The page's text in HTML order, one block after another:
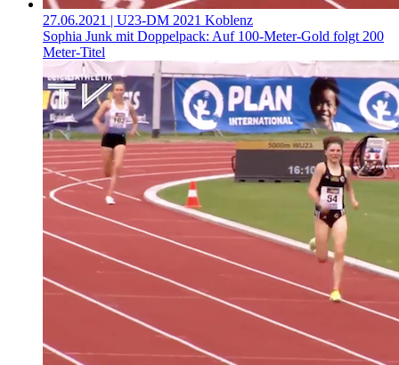
27.06.2021 | U23-DM 2021 Koblenz
Sophia Junk mit Doppelpack: Auf 100-Meter-Gold folgt 200
Meter-Titel